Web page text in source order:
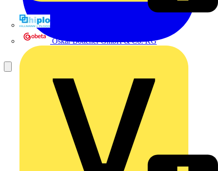
Oskar Böttcher GmbH & Co. KG